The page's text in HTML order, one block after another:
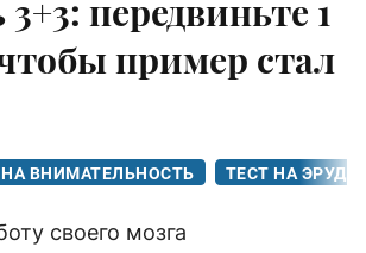
передвиньте 1
пример стал
НА ВНИМАТЕЛЬНОСТЬ ТЕСТ НА
своего мозга